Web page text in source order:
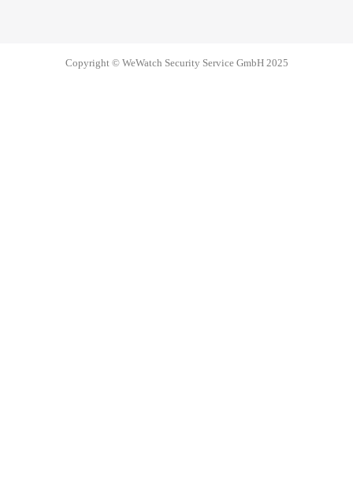
Copyright © WeWatch Security Service GmbH 2025